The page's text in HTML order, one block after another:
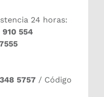
24 horas:
554
5757 / Código